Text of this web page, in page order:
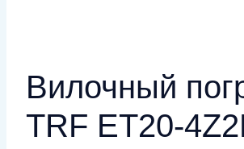
Вилочный
TRF ET20-